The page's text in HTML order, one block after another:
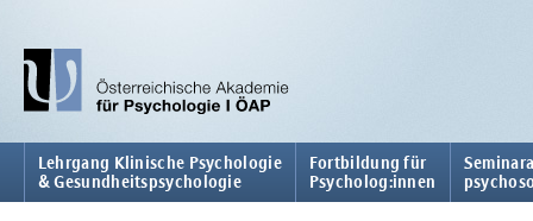
Lehrgang Klinische Psychologie
& Gesundheitspsychologie
Fortbildung für
Psycholog:innen